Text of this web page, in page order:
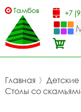
Тамбов +7
Главная 〉
Столы со